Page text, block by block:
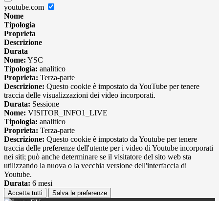
youtube.com
Nome
Tipologia
Proprieta
Descrizione
Durata
Nome: YSC
Tipologia: analitico
Proprieta: Terza-parte
Descrizione: Questo cookie è impostato da YouTube per tenere
traccia delle visualizzazioni dei video incorporati.
Durata: Sessione
Nome: VISITOR_INFO1_LIVE
Tipologia: analitico
Proprieta: Terza-parte
Descrizione: Questo cookie è impostato da Youtube per tenere
traccia delle preferenze dell'utente per i video di Youtube incorporati
nei siti; può anche determinare se il visitatore del sito web sta
utilizzando la nuova o la vecchia versione dell'interfaccia di
Youtube.
Durata: 6 mesi
Accetta tutti Salva le preferenze